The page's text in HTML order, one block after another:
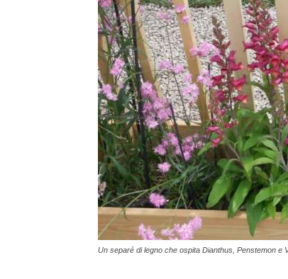
Un separé di legno che ospita Dianthus, Penstemon e